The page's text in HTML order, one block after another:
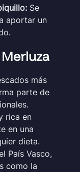
Se
aportar un
más
parte de
rica en
en una
dieta.
País Vasco,
como la